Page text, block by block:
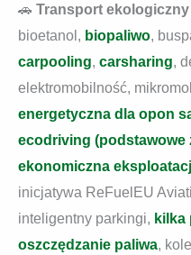
🚗 Transport
bioetanol, biopaliwo,
carpooling, carsharing,
elektromobilność,
energetyczna dla opon
ecodriving (podstawowe
ekonomiczna
inicjatywa ReFuelEU
inteligentny parkingi, kilka
oszczędzanie paliwa,